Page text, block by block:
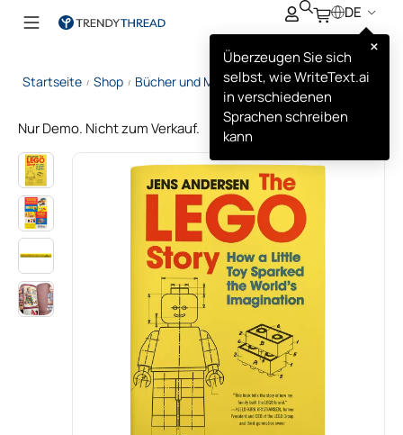
DE
×
Überzeugen Sie sich
selbst, wie WriteText.ai
in verschiedenen
Sprachen schreiben
kann
Startseite / Shop / Bücher und Medien / The LEGO Story
Nur Demo. Nicht zum Verkauf.